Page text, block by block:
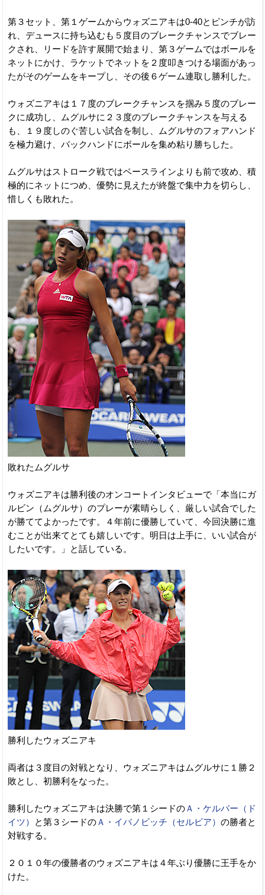
第３セット、第１ゲームからウォズニアキは0-40とピンチが訪
れ、デュースに持ち込むも５度目のブレークチャンスでブレー
クされ、リードを許す展開で始まり、第３ゲームではボールを
ネットにかけ、ラケットでネットを２度叩きつける場面があっ
たがそのゲームをキープし、その後６ゲーム連取し勝利した。
ウォズニアキは１７度のブレークチャンスを掴み５度のブレー
クに成功し、ムグルサに２３度のブレークチャンスを与える
も、１９度しのぐ苦しい試合を制し、ムグルサのフォアハンド
を極力避け、バックハンドにボールを集め粘り勝ちした。
ムグルサはストローク戦ではベースラインよりも前で攻め、積
極的にネットにつめ、優勢に見えたが終盤で集中力を切らし、
惜しくも敗れた。
敗れたムグルサ
ウォズニアキは勝利後のオンコートインタビューで「本当にガ
ルビン（ムグルサ）のプレーが素晴らしく、厳しい試合でした
が勝ててよかったです。４年前に優勝していて、今回決勝に進
むことが出来てとても嬉しいです。明日は上手に、いい試合が
したいです。」と話している。
勝利したウォズニアキ
両者は３度目の対戦となり、ウォズニアキはムグルサに１勝２
敗とし、初勝利をなった。
勝利したウォズニアキは決勝で第１シードのＡ・ケルバー（ド
イツ）
と第３シードのＡ・イバノビッチ（セルビア） の勝者と
対戦する。
２０１０年の優勝者のウォズニアキは４年ぶり優勝に王手をか
けた。